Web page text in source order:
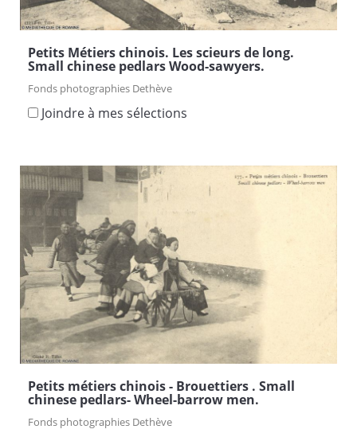
Petits Métiers chinois. Les scieurs de long.
Small chinese pedlars Wood-sawyers.
Fonds photographies Dethève
Joindre à mes sélections
Petits métiers chinois - Brouettiers . Small
chinese pedlars- Wheel-barrow men.
Fonds photographies Dethève